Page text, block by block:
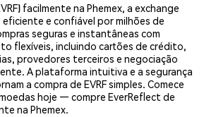
facilmente na Phemex, a exchange
e confiável por milhões de
seguras e instantâneas com
flexíveis, incluindo cartões de crédito,
provedores terceiros e negociação
A plataforma intuitiva e a segurança
a compra de EVRF simples. Comece
hoje — compre EverReflect de
na Phemex.